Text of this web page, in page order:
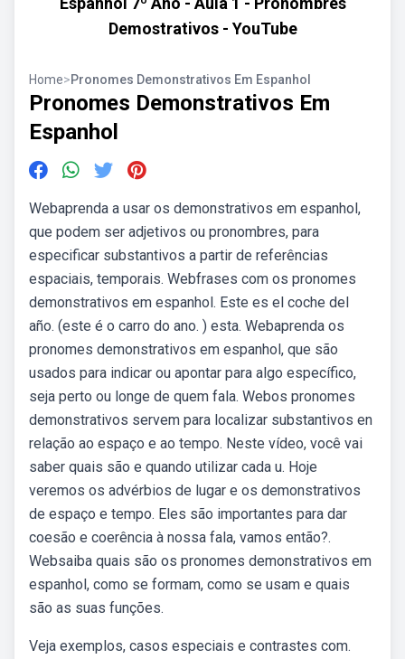
Demostrativos - YouTube
Home>Pronomes Demonstrativos Em Espanhol
Pronomes Demonstrativos Em
Espanhol
Webaprenda a usar os demonstrativos em espanhol,
que podem ser adjetivos ou pronombres, para
especificar substantivos a partir de referências
espaciais, temporais. Webfrases com os pronomes
demonstrativos em espanhol. Este es el coche del
año. (este é o carro do ano. ) esta. Webaprenda os
pronomes demonstrativos em espanhol, que são
usados para indicar ou apontar para algo específico,
seja perto ou longe de quem fala. Webos pronomes
demonstrativos servem para localizar substantivos en
relação ao espaço e ao tempo. Neste vídeo, você vai
saber quais são e quando utilizar cada u. Hoje
veremos os advérbios de lugar e os demonstrativos
de espaço e tempo. Eles são importantes para dar
coesão e coerência à nossa fala, vamos então?.
Websaiba quais são os pronomes demonstrativos em
espanhol, como se formam, como se usam e quais
são as suas funções.
Veja exemplos, casos especiais e contrastes com.